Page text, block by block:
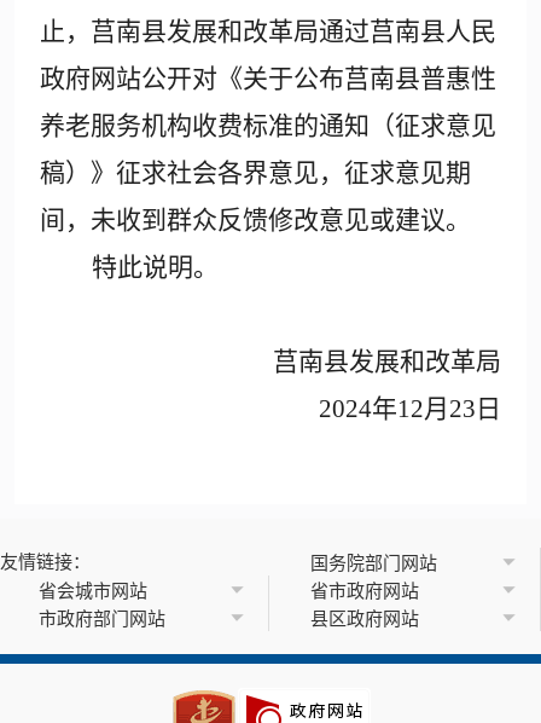
止，莒南县发展和改革局通过莒南县人民
政府网站公开对 《关于公布莒南县普惠性
养老服务机构收费标准的通知（征求意见
稿）》 征求社会各界意见，征求意见期
间，未收到群众反馈修改意见或建议。
特此说明。
莒南县发展和改革局
2024年12月23日